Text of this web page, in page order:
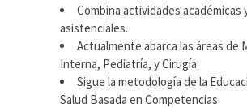
Combina actividades académicas
asistenciales.
Actualmente abarca las áreas de
Interna, Pediatría, y Cirugía.
Sigue la metodología de la
Salud Basada en Competencias.